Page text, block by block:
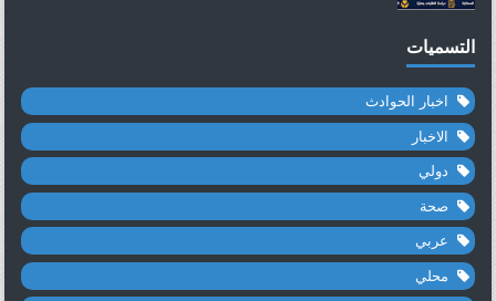
التسميات
اخبار الحوادث
الاخبار
دولي
صحة
عربي
محلي